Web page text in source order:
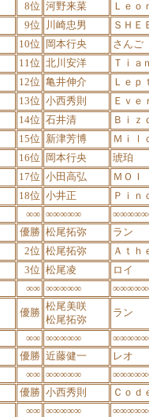
8位 河野来菜
Ｌｅｏ
9位
川崎忠男
ＳＨＥ
10位
岡本行央
さんご
11位 北川安洋
Ｔｉａ
12位 亀井伸介
Ｌｅｐ
13位 小西秀則
Ｅｖｅ
14位 石井清
Ｂｉｚ
15位
新津芳博
Ｍｉ
16位
岡本行央
琥珀
17位 小田高弘
ＭＯＩ
18位 小井正
Ｐｉ
∞∞ ∞∞∞∞∞
優勝 松尾拓弥
ラン
2位 松尾拓弥
Ａｔｈ
3位 松尾凌
ロイ
∞∞ ∞∞∞∞∞
優勝
松尾美咲
松尾拓弥
ラン
∞∞ ∞∞∞∞∞
優勝 近藤健一
レオ
∞∞ ∞∞∞∞∞
優勝 小西秀則
Ｃｏ
∞∞ ∞∞∞∞∞